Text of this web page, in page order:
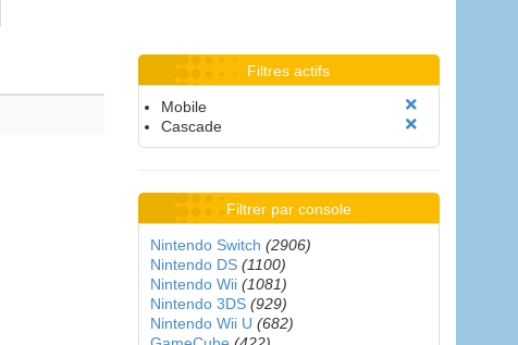
Filtres actifs
Mobile
Cascade
Filtrer par console
Nintendo Switch (2906)
Nintendo DS (1100)
Nintendo Wii (1081)
Nintendo 3DS (929)
Nintendo Wii U (682)